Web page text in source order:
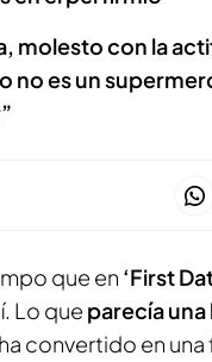
molesto con la
no es un
que en ‘First
Lo que parecía
convertido en